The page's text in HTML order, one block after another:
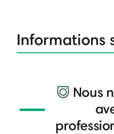
Informations
Nous